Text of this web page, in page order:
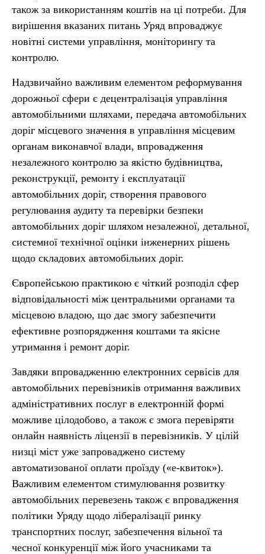
також за використанням коштів на ці потреби. Для
вирішення вказаних питань Уряд впроваджує
новітні системи управління, моніторингу та
контролю.
Надзвичайно важливим елементом реформування
дорожньої сфери є децентралізація управління
автомобільними шляхами, передача автомобільних
доріг місцевого значення в управління місцевим
органам виконавчої влади, впровадження
незалежного контролю за якістю будівництва,
реконструкції, ремонту і експлуатації
автомобільних доріг, створення правового
регулювання аудиту та перевірки безпеки
автомобільних доріг шляхом незалежної, детальної,
системної технічної оцінки інженерних рішень
щодо складових автомобільних доріг.
Європейською практикою є чіткий розподіл сфер
відповідальності між центральними органами та
місцевою владою, що дає змогу забезпечити
ефективне розпорядження коштами та якісне
утримання і ремонт доріг.
Завдяки впровадженню електронних сервісів для
автомобільних перевізників отримання важливих
адміністративних послуг в електронній формі
можливе цілодобово, а також є змога перевіряти
онлайн наявність ліцензії в перевізників. У цілій
низці міст уже запроваджено систему
автоматизованої оплати проїзду («е-квиток»).
Важливим елементом стимулювання розвитку
автомобільних перевезень також є впровадження
політики Уряду щодо лібералізації ринку
транспортних послуг, забезпечення вільної та
чесної конкуренції між його учасниками та